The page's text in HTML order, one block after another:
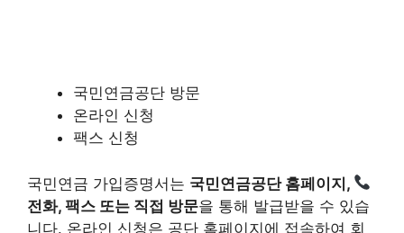
국민연금공단 방문
온라인 신청
팩스 신청
국민연금 가입증명서는 국민연금공단 홈페이지,
전화, 팩스 또는 직접 방문을 통해 발급받을 수 있습
니다. 온라인 신청은 공단 홈페이지에 접속하여 회